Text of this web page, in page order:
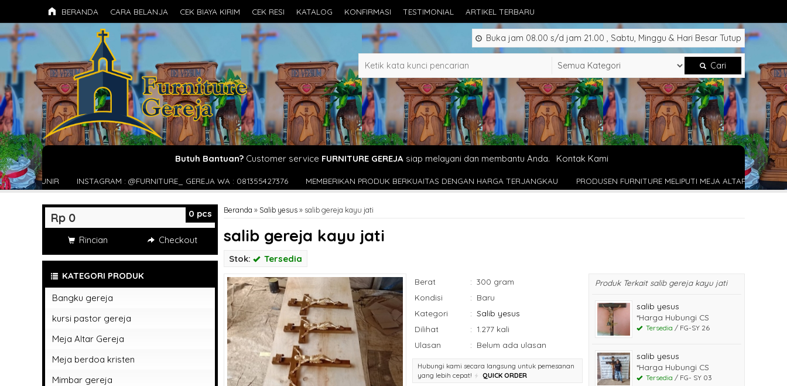
BERANDA CARA BELANJA CEK BIAYA KIRIM CEK RESI KATALOG KONFIRMASI TESTIMONIAL ARTIKEL TERBARU
Buka jam 08.00 s/d jam 21.00 , Sabtu, Minggu & Hari Besar Tutup
Cari
Butuh Bantuan?Customer service FURNITURE GEREJAsiap melayani dan membantu Anda. Kontak Kami
: @FURNITURE_ GEREJA WA : 081355427376 MEMBERIKAN PRODUK BERKUAITAS DENGAN HARGA TERJANGKAU PRODUSEN FURNITURE MELIPUTI MEJA ALTAR , MIMBAR GEREJA, SALIB
Beranda » Salib yesus» salib gereja kayu jati
salib gereja kayu jati
Stok: Tersedia
Berat : 300 gram
Kondisi
: Baru
Kategori
: Salib yesus
Dilihat
: 1.277 kali
Ulasan
: Belum ada ulasan
Hubungi kami secara langsung untuk pemesanan
yang lebih cepat!
QUICK ORDER
Produk Terkait salib gereja kayu jati
salib yesus
*Harga Hubungi CS
Tersedia / FG-SY 26
salib yesus
*Harga Hubungi CS
Tersedia / FG- SY 03
0 pcs
Rp 0
Rincian Checkout
KATEGORI PRODUK
Bangku gereja
kursi pastor gereja
Meja Altar Gereja
Meja berdoa kristen
Mimbar gereja